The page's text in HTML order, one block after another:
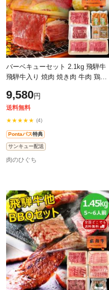
バーベキューセット 2.1kg 飛騨牛
飛騨牛入り 焼肉 焼き肉 牛肉 鶏肉
た肉 ばら肉 味付焼肉 豚ホルモン
9,580円
送料無料
★★★★★ (4)
Pontaパス特典
サンキュー配送
肉のひぐち